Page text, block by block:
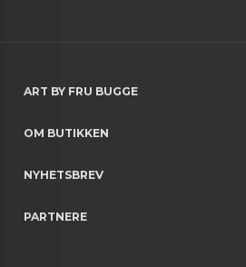
ART BY FRU BUGGE
OM BUTIKKEN
NYHETSBREV
PARTNERE